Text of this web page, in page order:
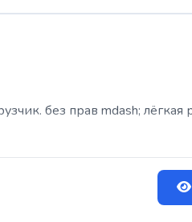
без прав mdash; лёгкая